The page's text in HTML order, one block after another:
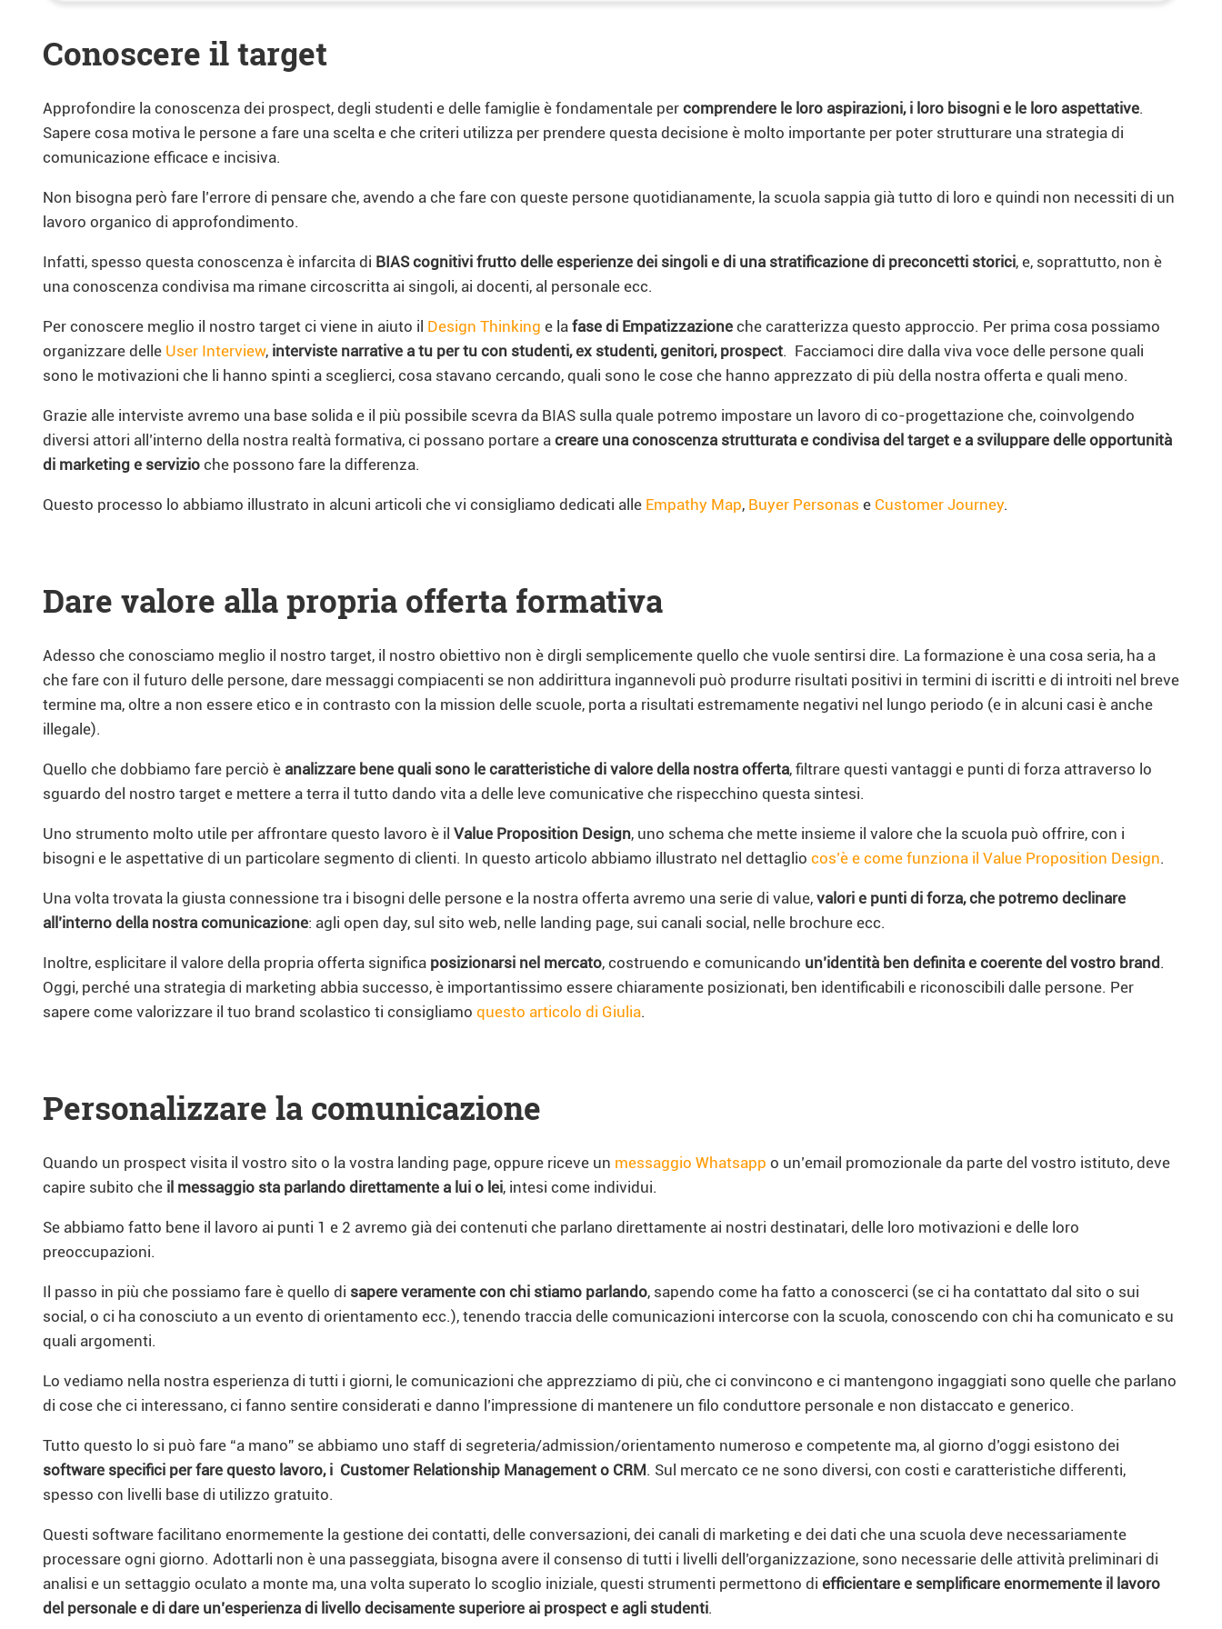
Conoscere il target
Approfondire la conoscenza dei prospect, degli studenti e delle famiglie è fondamentale per comprendere le loro aspirazioni, i loro bisogni e le loro aspettative.
Sapere cosa motiva le persone a fare una scelta e che criteri utilizza per prendere questa decisione è molto importante per poter strutturare una strategia di
comunicazione efficace e incisiva.
Non bisogna però fare l’errore di pensare che, avendo a che fare con queste persone quotidianamente, la scuola sappia già tutto di loro e quindi non necessiti di un
lavoro organico di approfondimento.
Infatti, spesso questa conoscenza è infarcita di BIAS cognitivi frutto delle esperienze dei singoli e di una stratificazione di preconcetti storici, e, soprattutto, non è
una conoscenza condivisa ma rimane circoscritta ai singoli, ai docenti, al personale ecc.
Per conoscere meglio il nostro target ci viene in aiuto il Design Thinking e la fase di Empatizzazione che caratterizza questo approccio. Per prima cosa possiamo
organizzare delle User Interview, interviste narrative a tu per tu con studenti, ex studenti, genitori, prospect. Facciamoci dire dalla viva voce delle persone quali
sono le motivazioni che li hanno spinti a sceglierci, cosa stavano cercando, quali sono le cose che hanno apprezzato di più della nostra offerta e quali meno.
Grazie alle interviste avremo una base solida e il più possibile scevra da BIAS sulla quale potremo impostare un lavoro di co-progettazione che, coinvolgendo
diversi attori all’interno della nostra realtà formativa, ci possano portare a creare una conoscenza strutturata e condivisa del target e a sviluppare delle opportunità
di marketing e servizio che possono fare la differenza.
Questo processo lo abbiamo illustrato in alcuni articoli che vi consigliamo dedicati alle Empathy Map, Buyer Personas e Customer Journey.
Dare valore alla propria offerta formativa
Adesso che conosciamo meglio il nostro target, il nostro obiettivo non è dirgli semplicemente quello che vuole sentirsi dire. La formazione è una cosa seria, ha a
che fare con il futuro delle persone, dare messaggi compiacenti se non addirittura ingannevoli può produrre risultati positivi in termini di iscritti e di introiti nel breve
termine ma, oltre a non essere etico e in contrasto con la mission delle scuole, porta a risultati estremamente negativi nel lungo periodo (e in alcuni casi è anche
illegale).
Quello che dobbiamo fare perciò è analizzare bene quali sono le caratteristiche di valore della nostra offerta, filtrare questi vantaggi e punti di forza attraverso lo
sguardo del nostro target e mettere a terra il tutto dando vita a delle leve comunicative che rispecchino questa sintesi.
Uno strumento molto utile per affrontare questo lavoro è il Value Proposition Design, uno schema che mette insieme il valore che la scuola può offrire, con i
bisogni e le aspettative di un particolare segmento di clienti. In questo articolo abbiamo illustrato nel dettaglio cos’è e come funziona il Value Proposition Design.
Una volta trovata la giusta connessione tra i bisogni delle persone e la nostra offerta avremo una serie di value, valori e punti di forza, che potremo declinare
all’interno della nostra comunicazione: agli open day, sul sito web, nelle landing page, sui canali social, nelle brochure ecc.
Inoltre, esplicitare il valore della propria offerta significa posizionarsi nel mercato, costruendo e comunicando un’identità ben definita e coerente del vostro brand.
Oggi, perché una strategia di marketing abbia successo, è importantissimo essere chiaramente posizionati, ben identificabili e riconoscibili dalle persone. Per
sapere come valorizzare il tuo brand scolastico ti consigliamo questo articolo di Giulia.
Personalizzare la comunicazione
Quando un prospect visita il vostro sito o la vostra landing page, oppure riceve un messaggio Whatsapp o un’email promozionale da parte del vostro istituto, deve
capire subito che il messaggio sta parlando direttamente a lui o lei, intesi come individui.
Se abbiamo fatto bene il lavoro ai punti 1 e 2 avremo già dei contenuti che parlano direttamente ai nostri destinatari, delle loro motivazioni e delle loro
preoccupazioni.
Il passo in più che possiamo fare è quello di sapere veramente con chi stiamo parlando, sapendo come ha fatto a conoscerci (se ci ha contattato dal sito o sui
social, o ci ha conosciuto a un evento di orientamento ecc.), tenendo traccia delle comunicazioni intercorse con la scuola, conoscendo con chi ha comunicato e su
quali argomenti.
Lo vediamo nella nostra esperienza di tutti i giorni, le comunicazioni che apprezziamo di più, che ci convincono e ci mantengono ingaggiati sono quelle che parlano
di cose che ci interessano, ci fanno sentire considerati e danno l’impressione di mantenere un filo conduttore personale e non distaccato e generico.
Tutto questo lo si può fare “a mano” se abbiamo uno staff di segreteria/admission/orientamento numeroso e competente ma, al giorno d’oggi esistono dei
software specifici per fare questo lavoro, i Customer Relationship Management o CRM. Sul mercato ce ne sono diversi, con costi e caratteristiche differenti,
spesso con livelli base di utilizzo gratuito.
Questi software facilitano enormemente la gestione dei contatti, delle conversazioni, dei canali di marketing e dei dati che una scuola deve necessariamente
processare ogni giorno. Adottarli non è una passeggiata, bisogna avere il consenso di tutti i livelli dell’organizzazione, sono necessarie delle attività preliminari di
analisi e un settaggio oculato a monte ma, una volta superato lo scoglio iniziale, questi strumenti permettono di efficientare e semplificare enormemente il lavoro
del personale e di dare un’esperienza di livello decisamente superiore ai prospect e agli studenti.